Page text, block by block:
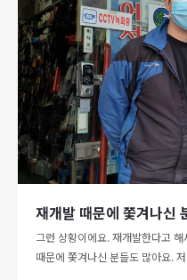
재개발 때문에 쫓겨나신
그런 상황이에요. 재개발한다고
때문에 쫓겨나신 분들도 많아요.